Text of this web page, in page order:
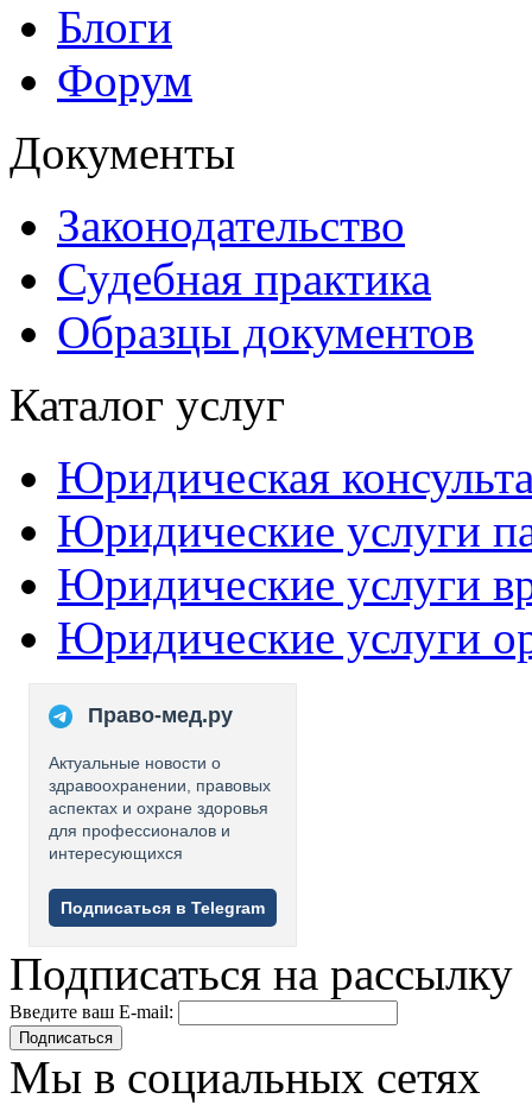
Блоги
Форум
Документы
Законодательство
Судебная практика
Образцы документов
Каталог услуг
Юридическая
Юридические услуги
Юридические услуги
Юридические услуги
Право-мед.ру
Актуальные новости о
здравоохранении, правовых
аспектах и охране здоровья
для профессионалов и
интересующихся
Подписаться в Telegram
Подписаться на рассылку
Введите ваш E-mail:
Подписаться
Мы в социальных сетях